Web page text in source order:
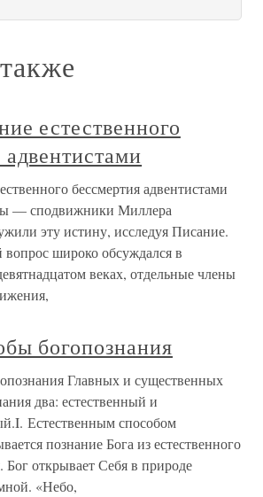
естественного
бессмертия адвентистами
— сподвижники Миллера
эту истину, исследуя Писание.
широко обсуждался в
веках, отдельные члены
богопознания
Главных и существенных
два: естественный и
Естественным способом
познание Бога из естественного
Бог открывает Себя в природе
«Небо,